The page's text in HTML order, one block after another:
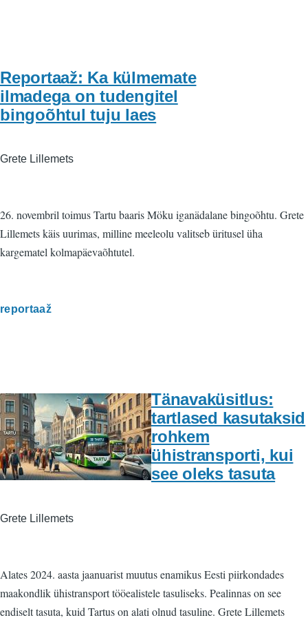
Reportaaž: Ka külmemate
ilmadega on tudengitel
bingoõhtul tuju laes
Grete Lillemets
26. novembril toimus Tartu baaris Möku iganädalane bingoõhtu. Grete
Lillemets käis uurimas, milline meeleolu valitseb üritusel üha
kargematel kolmapäevaõhtutel.
reportaaž
Tänavaküsitlus:
tartlased kasutaksid
rohkem
ühistransporti, kui
see oleks tasuta
Grete Lillemets
Alates 2024. aasta jaanuarist muutus enamikus Eesti piirkondades
maakondlik ühistransport tööealistele tasuliseks. Pealinnas on see
endiselt tasuta, kuid Tartus on alati olnud tasuline. Grete Lillemets